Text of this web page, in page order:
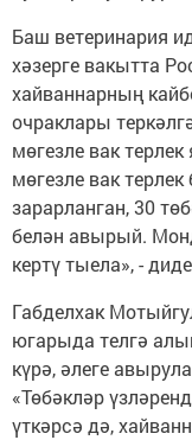
Баш ветеринария
хәзерге вакытта
хайваннарның
очраклары
мөгезле вак
мөгезле вак
зарарланган, 30
белән авырый.
кертү тыела», -
Габделхак
югарыда телгә
күрә, әлеге
«Төбәкләр
үткәрсә дә,